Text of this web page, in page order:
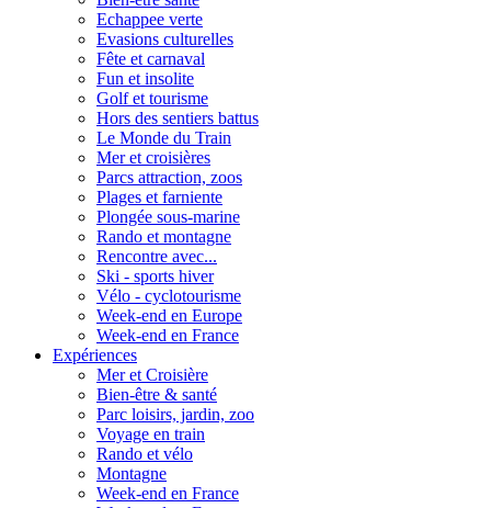
Echappee verte
Evasions culturelles
Fête et carnaval
Fun et insolite
Golf et tourisme
Hors des sentiers battus
Le Monde du Train
Mer et croisières
Parcs attraction, zoos
Plages et farniente
Plongée sous-marine
Rando et montagne
Rencontre avec...
Ski - sports hiver
Vélo - cyclotourisme
Week-end en Europe
Week-end en France
Expériences
Mer et Croisière
Bien-être & santé
Parc loisirs, jardin, zoo
Voyage en train
Rando et vélo
Montagne
Week-end en France